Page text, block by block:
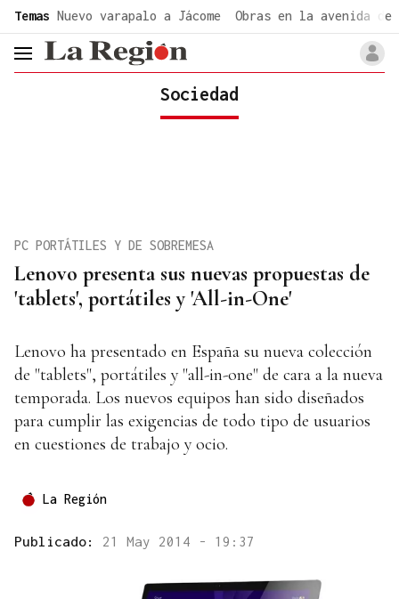
Temas Nuevo varapalo a Jácome Obras en la avenida de
header.menu.open
Sociedad
Lenovo presenta sus nuevas propuestas de
'tablets', portátiles y 'All-in-One'
PC PORTÁTILES Y DE SOBREMESA
Lenovo ha presentado en España su nueva colección
de "tablets", portátiles y "all-in-one" de cara a la nueva
temporada. Los nuevos equipos han sido diseñados
para cumplir las exigencias de todo tipo de usuarios
en cuestiones de trabajo y ocio.
La Región
Publicado: 21 May 2014 - 19:37